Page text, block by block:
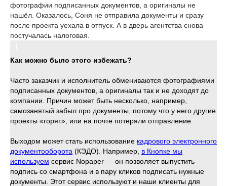
фотографии подписанных документов, а оригиналы не
нашёл. Оказалось, Соня не отправила документы и сразу
после проекта уехала в отпуск. А в дверь агентства снова
постучалась налоговая.
Как можно было этого избежать?
Часто заказчик и исполнитель обмениваются фотографиями
подписанных документов, а оригиналы так и не доходят до
компании. Причин может быть несколько, например,
самозанятый забыл про документы, потому что у него другие
проекты «горят», или на почте потеряли отправление.
Выходом может стать использование кадрового электронного
документооборота (КЭДО). Например, в Кнопке мы
используем сервис Nopaper — он позволяет выпустить
подпись со смартфона и в пару кликов подписать нужные
документы. Этот сервис используют и наши клиенты для